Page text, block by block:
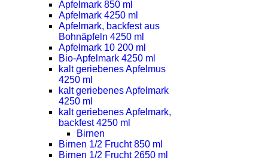
Apfelmark 850 ml
Apfelmark 4250 ml
Apfelmark, backfest aus
Bohnäpfeln 4250 ml
Apfelmark 10 200 ml
Bio-Apfelmark 4250 ml
kalt geriebenes Apfelmus
4250 ml
kalt geriebenes Apfelmark
4250 ml
kalt geriebenes Apfelmark,
backfest 4250 ml
Birnen
Birnen 1/2 Frucht 850 ml
Birnen 1/2 Frucht 2650 ml